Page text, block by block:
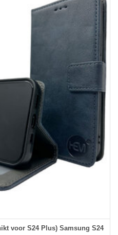
voor S24 Plus) Samsung S24